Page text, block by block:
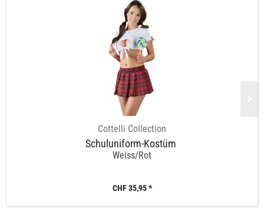
Cottelli Collection
Schuluniform-Kostüm
Weiss/Rot
CHF 35,95 *